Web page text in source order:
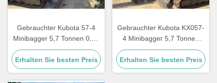
Gebrauchter Kubota 57-4
Minibagger 5,7 Tonnen 0,21
m³ Löffel
Erhalten Sie besten Preis
Gebrauchter Kubota KX057-
4 Minibagger 5,7 Tonnen
0,21 m³ Löffel 2023
Erhalten Sie besten Preis